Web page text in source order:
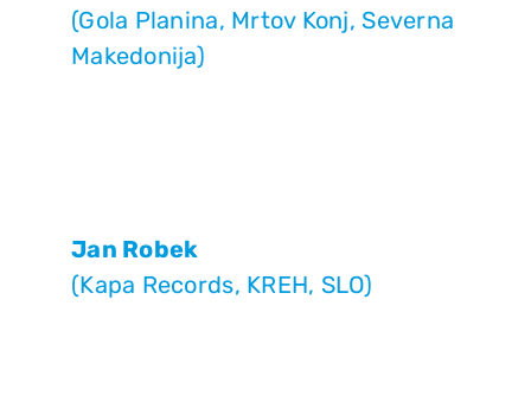
(Gola Planina, Mrtov Konj, Severna
Makedonija)
Jan Robek
(Kapa Records, KREH, SLO)